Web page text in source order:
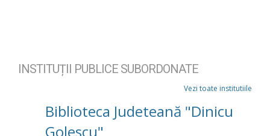
INSTITUȚII PUBLICE SUBORDONATE
Vezi toate institutiile
Biblioteca Judeteană "Dinicu
Golescu"